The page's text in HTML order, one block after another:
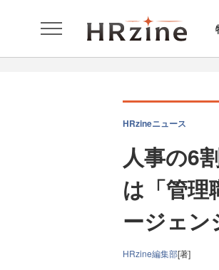
HRzineニュース
人事の6
は「管
ージェン
HRzine編集部[著]